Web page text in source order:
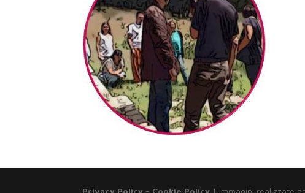
Privacy Policy - Cookie Policy | Immagini realizzate